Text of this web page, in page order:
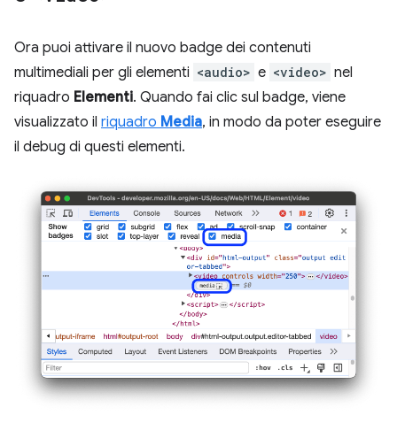
Ora puoi attivare il nuovo badge dei contenuti
multimediali per gli elementi <audio> e <video> nel
riquadro Elementi. Quando fai clic sul badge, viene
visualizzato il riquadro Media, in modo da poter eseguire
il debug di questi elementi.